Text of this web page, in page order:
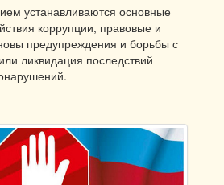
устанавливаются основные
коррупции, правовые и
предупреждения и борьбы с
ликвидация последствий